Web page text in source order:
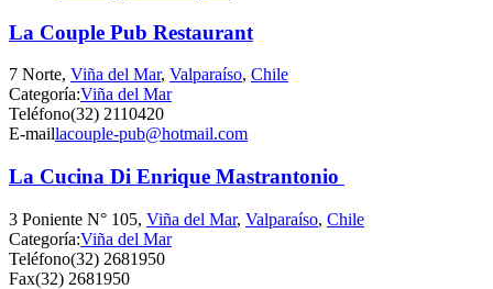
La Couple Pub Restaurant
7 Norte, Viña del Mar, Valparaíso, Chile
Categoría:Viña del Mar
Teléfono(32) 2110420
E-maillacouple-pub@hotmail.com
La Cucina Di Enrique Mastrantonio
3 Poniente N° 105, Viña del Mar, Valparaíso, Chile
Categoría:Viña del Mar
Teléfono(32) 2681950
Fax(32) 2681950